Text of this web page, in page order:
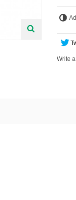
Write